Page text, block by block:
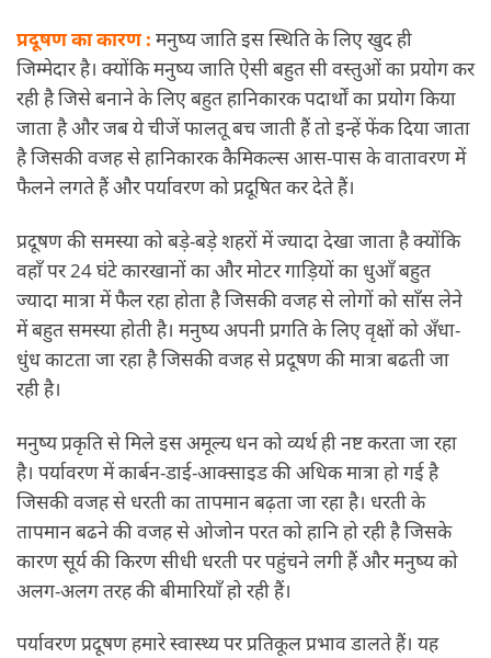
प्रदूषण का कारण : मनुष्य जाति इस स्थिति के लिए खुद ही
जिम्मेदार है। क्योंकि मनुष्य जाति ऐसी बहुत सी वस्तुओं का प्रयोग कर
रही है जिसे बनाने के लिए बहुत हानिकारक पदार्थों का प्रयोग किया
जाता है और जब ये चीजें फालतू बच जाती हैं तो इन्हें फेंक दिया जाता
है जिसकी वजह से हानिकारक कैमिकल्स आस-पास के वातावरण में
फैलने लगते हैं और पर्यावरण को प्रदूषित कर देते हैं।
प्रदूषण की समस्या को बड़े-बड़े शहरों में ज्यादा देखा जाता है क्योंकि
वहाँ पर 24 घंटे कारखानों का और मोटर गाड़ियों का धुआँ बहुत
ज्यादा मात्रा में फैल रहा होता है जिसकी वजह से लोगों को साँस लेने
में बहुत समस्या होती है। मनुष्य अपनी प्रगति के लिए वृक्षों को अँधा-
धुंध काटता जा रहा है जिसकी वजह से प्रदूषण की मात्रा बढती जा
रही है।
मनुष्य प्रकृति से मिले इस अमूल्य धन को व्यर्थ ही नष्ट करता जा रहा
है। पर्यावरण में कार्बन-डाई-आक्साइड की अधिक मात्रा हो गई है
जिसकी वजह से धरती का तापमान बढ़ता जा रहा है। धरती के
तापमान बढने की वजह से ओजोन परत को हानि हो रही है जिसके
कारण सूर्य की किरण सीधी धरती पर पहुंचने लगी हैं और मनुष्य को
अलग-अलग तरह की बीमारियाँ हो रही हैं।
पर्यावरण प्रदूषण हमारे स्वास्थ्य पर प्रतिकूल प्रभाव डालते हैं। यह